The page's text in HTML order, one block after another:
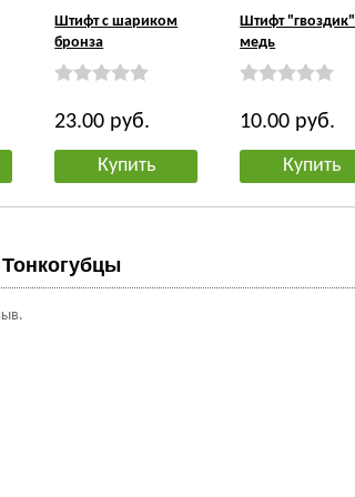
Штифт с шариком
бронза
23.00 руб.
Купить
Штифт "гвоздик"
медь
10.00 руб.
Купить